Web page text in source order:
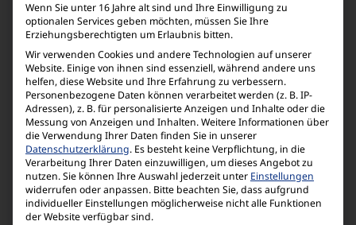
Sonstiges
Funktions­vergleich
Modelle vergleichen
Wenn Sie unter 16 Jahre alt sind und Ihre Einwilligung zu
optionalen Services geben möchten, müssen Sie Ihre
Erziehungsberechtigten um Erlaubnis bitten.
Wir verwenden Cookies und andere Technologien auf unserer
Website. Einige von ihnen sind essenziell, während andere uns
helfen, diese Website und Ihre Erfahrung zu verbessern.
Personenbezogene Daten können verarbeitet werden (z. B. IP-
Adressen), z. B. für personalisierte Anzeigen und Inhalte oder die
Messung von Anzeigen und Inhalten.Weitere Informationen über
die Verwendung Ihrer Daten finden Sie in unserer
Datenschutzerklärung. Es besteht keine Verpflichtung, in die
Verarbeitung Ihrer Daten einzuwilligen, um dieses Angebot zu
nutzen.Sie können Ihre Auswahl jederzeit unter Einstellungen
widerrufen oder anpassen. Bitte beachten Sie, dass aufgrund
individueller Einstellungen möglicherweise nicht alle Funktionen
der Website verfügbar sind.